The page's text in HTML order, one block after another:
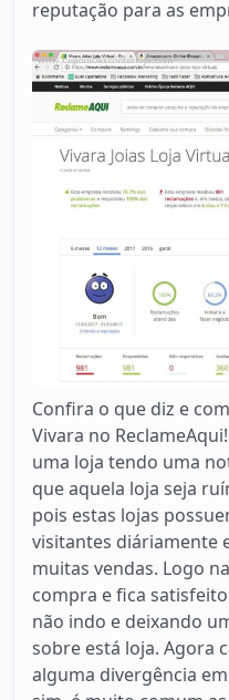
reputação para as
Confira o que diz e
Vivara no
uma loja tendo uma
que aquela loja seja
pois estas lojas
visitantes diáriamente
muitas vendas. Logo
compra e fica
não indo e deixando
sobre está loja. Agora
alguma divergência